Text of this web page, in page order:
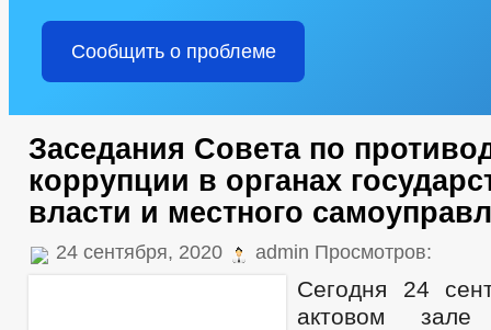
Сообщить о проблеме
Заседания Совета по
коррупции в органах
власти и местного
24 сентября, 2020 admin Просмотров:
Сегодня 24
актовом зале